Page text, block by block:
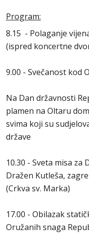
Program:
8.15 - Polaganje
(ispred koncertne
9.00 - Svečanost kod
Na Dan državnosti
plamen na Oltaru
svima koji su
države
10.30 - Sveta misa
Dražen Kutleša,
(Crkva sv. Marka)
17.00 - Obilazak
Oružanih snaga